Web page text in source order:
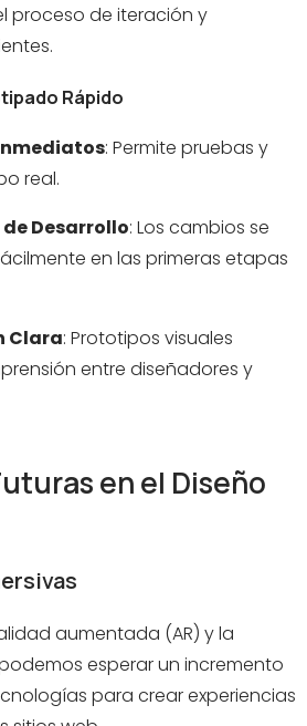
proceso de iteración y
Rápido
: Permite pruebas y
real.
Desarrollo: Los cambios se
en las primeras etapas
Clara: Prototipos visuales
entre diseñadores y
en el Diseño
aumentada (AR) y la
esperar un incremento
para crear experiencias